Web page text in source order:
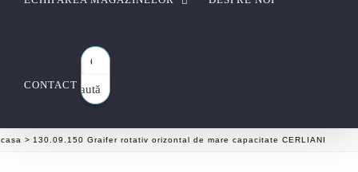
CONTACTCaută
130.09.150 Graifer rotativ orizontal de mare capacitate CERLIANI